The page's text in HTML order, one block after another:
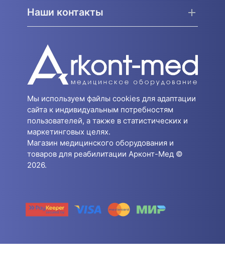
Наши контакты
Мы используем файлы cookies для адаптации
сайта к индивидуальным потребностям
пользователей, а также в статистических и
маркетинговых целях.
Магазин медицинского оборудования и
товаров для реабилитации Арконт-Мед ©
2026.